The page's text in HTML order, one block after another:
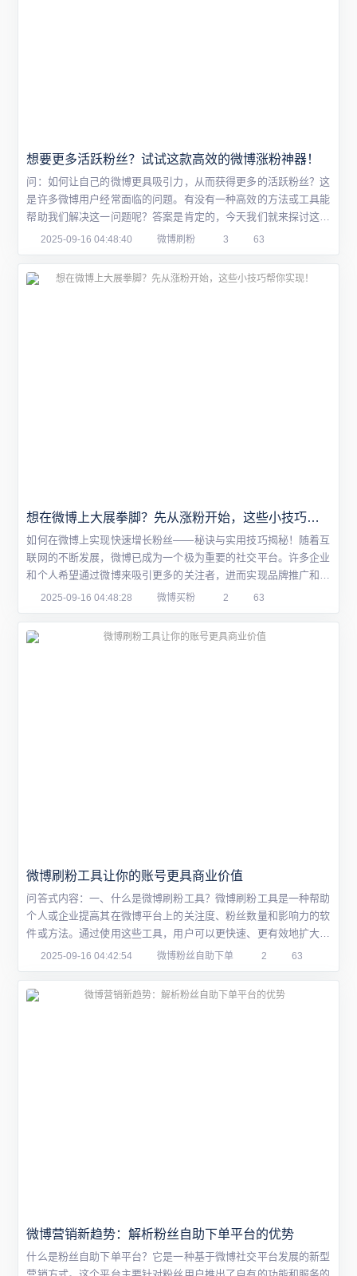
想要更多活跃粉丝？试试这款高效的微博涨粉神器！
问：如何让自己的微博更具吸引力，从而获得更多的活跃粉丝？这
是许多微博用户经常面临的问题。有没有一种高效的方法或工具能
帮助我们解决这一问题呢？答案是肯定的，今天我们就来探讨这个
话题，并介绍一款实用的微博涨粉神器。一、微博内容质量与吸引
质量呢？以下是一些建议：1. 关注热点话...
2025-09-16 04:48:40 微博刷粉 3 63
想在微博上大展拳脚？先从涨粉开始，这些小技巧帮你实现！
如何在微博上实现快速增长粉丝——秘诀与实用技巧揭秘！随着互
联网的不断发展，微博已成为一个极为重要的社交平台。许多企业
和个人希望通过微博来吸引更多的关注者，进而实现品牌推广和知
名度提升。但是如何快速增长粉丝呢？下面我们将介绍一些小技
了解你的目标受众喜欢什么样的内容，并尝试提供...
2025-09-16 04:48:28 微博买粉 2 63
微博刷粉工具让你的账号更具商业价值
问答式内容：一、什么是微博刷粉工具？微博刷粉工具是一种帮助
个人或企业提高其在微博平台上的关注度、粉丝数量和影响力的软
件或方法。通过使用这些工具，用户可以更快速、更有效地扩大其
微博账号的影响力，进而增加商业价值。这些工具可以包括但不限
于粉丝关注自动回复机器人、点赞转发群发软件等。它们的形式和
功能多样，适用不同需求的用户。不过需要注意，有些刷粉工具可
能存在违规操作的风险，使用需谨慎。二、微...
2025-09-16 04:42:54 微博粉丝自助下单 2 63
微博营销新趋势：解析粉丝自助下单平台的优势
什么是粉丝自助下单平台？它是一种基于微博社交平台发展的新型